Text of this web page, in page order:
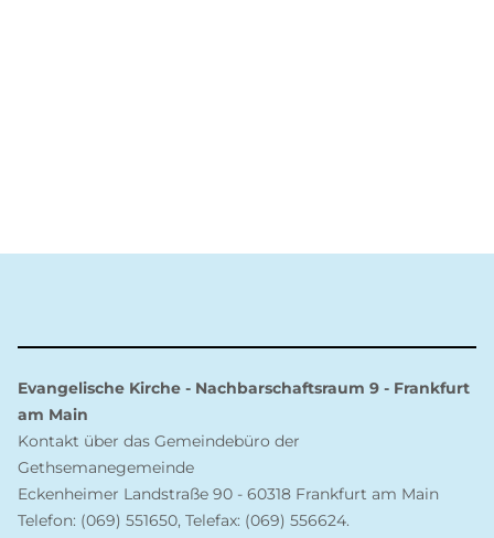
Evangelische Kirche - Nachbarschaftsraum 9 - Frankfurt
am Main
Kontakt über das Gemeindebüro der
Gethsemanegemeinde
Eckenheimer Landstraße 90 - 60318 Frankfurt am Main
Telefon: (069) 551650, Telefax: (069) 556624.